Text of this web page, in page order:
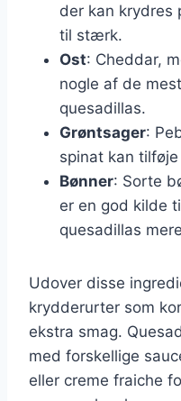
der kan krydres
til stærk.
Ost: Cheddar,
nogle af de
quesadillas.
Grøntsager:
spinat kan
Bønner: Sorte
er en god kilde
quesadillas
Udover disse
krydderurter som
ekstra smag.
med forskellige
eller creme fraiche